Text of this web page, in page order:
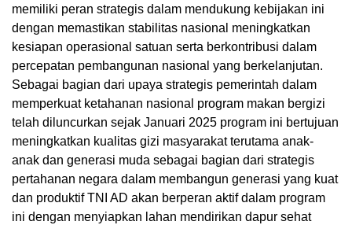
memiliki peran strategis dalam mendukung kebijakan ini
dengan memastikan stabilitas nasional meningkatkan
kesiapan operasional satuan serta berkontribusi dalam
percepatan pembangunan nasional yang berkelanjutan.
Sebagai bagian dari upaya strategis pemerintah dalam
memperkuat ketahanan nasional program makan bergizi
telah diluncurkan sejak Januari 2025 program ini bertujuan
meningkatkan kualitas gizi masyarakat terutama anak-
anak dan generasi muda sebagai bagian dari strategis
pertahanan negara dalam membangun generasi yang kuat
dan produktif TNI AD akan berperan aktif dalam program
ini dengan menyiapkan lahan mendirikan dapur sehat